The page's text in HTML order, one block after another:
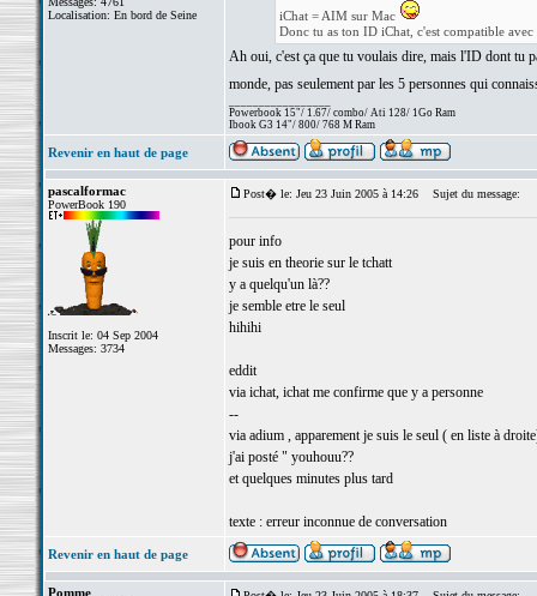
Localisation: En bord de Seine
iChat = AIM sur Mac
Donc tu as ton ID iChat, c'est compatible
Ah oui, c'est ça que tu voulais dire, mais l'ID dont tu
monde, pas seulement par les 5 personnes qui
Powerbook 15"/ 1.67/ combo/ Ati 128/ 1Go Ram
Ibook G3 14"/ 800/ 768 M Ram
Revenir en haut de page
pascalformac
PowerBook 190
Inscrit le: 04 Sep 2004
Messages: 3734
Post� le: Jeu 23 Juin 2005 à 14:26 Sujet du message:
pour info
je suis en theorie sur le tchatt
y a quelqu'un là??
je semble etre le seul
hihihi
eddit
via ichat, ichat me confirme que y a personne
--
via adium , apparement je suis le seul ( en liste à
j'ai posté " youhouu??
et quelques minutes plus tard
texte : erreur inconnue de conversation
Revenir en haut de page
Pomme